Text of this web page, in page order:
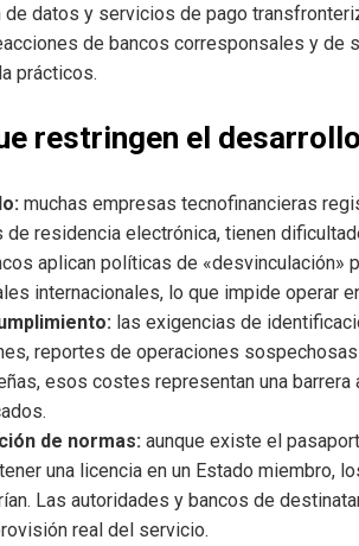
datos y servicios de pago
de bancos corresponsales y de
prácticos.
restringen el desarrollo
muchas empresas tecnofinancieras
residencia electrónica, tienen
aplican políticas de «desvinculación»
internacionales, lo que impide operar
las exigencias de
reportes de operaciones
esos costes representan una barrera
de normas: aunque existe el
una licencia en un Estado miembro,
Las autoridades y bancos de
real del servicio.